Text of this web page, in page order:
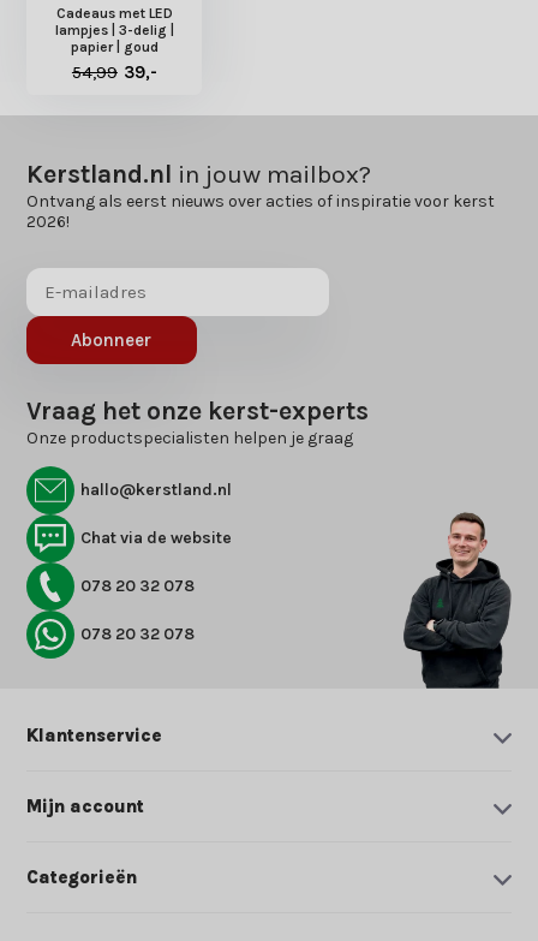
Cadeaus met LED
lampjes | 3-delig |
papier | goud
54,99 39,-
Kerstland.nl in jouw mailbox?
Ontvang als eerst nieuws over acties of inspiratie voor kerst
2026!
Abonneer
Vraag het onze kerst-experts
Onze productspecialisten helpen je graag
hallo@kerstland.nl
Chat via de website
078 20 32 078
078 20 32 078
Klantenservice
Mijn account
Categorieën